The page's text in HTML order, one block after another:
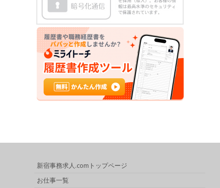
新宿事務求人.comトップページ
お仕事一覧